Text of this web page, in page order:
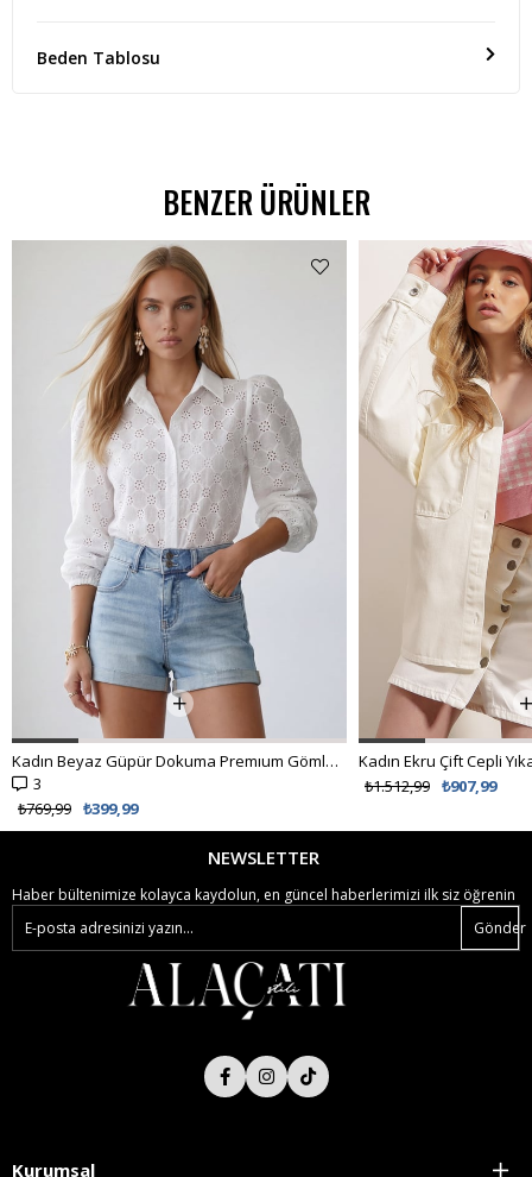
Beden Tablosu
BENZER ÜRÜNLER
Kadın Beyaz Güpür Dokuma Premıum Gömlek ALC-X4366
3
₺399,99
₺769,99
₺907,99
₺1.512,99
NEWSLETTER
Haber bültenimize kolayca kaydolun, en güncel haberlerimizi ilk siz öğrenin
Gönder
Kurumsal